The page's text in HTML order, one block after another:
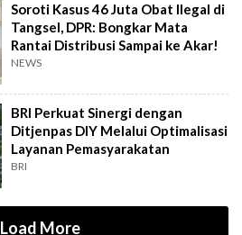
Soroti Kasus 46 Juta Obat Ilegal di
Tangsel, DPR: Bongkar Mata
Rantai Distribusi Sampai ke Akar!
NEWS
BRI Perkuat Sinergi dengan
Ditjenpas DIY Melalui Optimalisasi
Layanan Pemasyarakatan
BRI
Load More